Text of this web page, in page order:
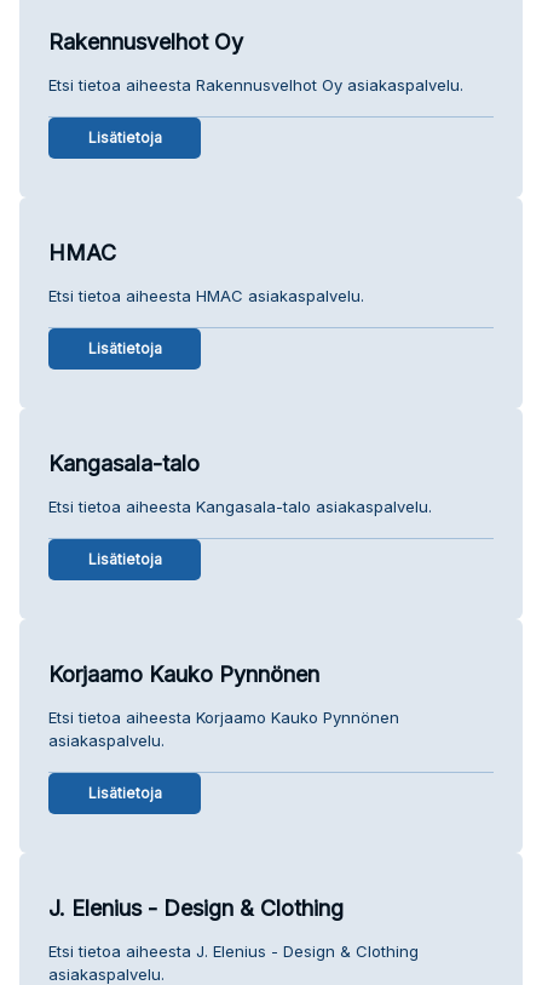
Rakennusvelhot Oy
Etsi tietoa aiheesta Rakennusvelhot Oy asiakaspalvelu.
Lisätietoja
HMAC
Etsi tietoa aiheesta HMAC asiakaspalvelu.
Lisätietoja
Kangasala-talo
Etsi tietoa aiheesta Kangasala-talo asiakaspalvelu.
Lisätietoja
Korjaamo Kauko Pynnönen
Etsi tietoa aiheesta Korjaamo Kauko Pynnönen
asiakaspalvelu.
Lisätietoja
J. Elenius - Design & Clothing
Etsi tietoa aiheesta J. Elenius - Design & Clothing
asiakaspalvelu.